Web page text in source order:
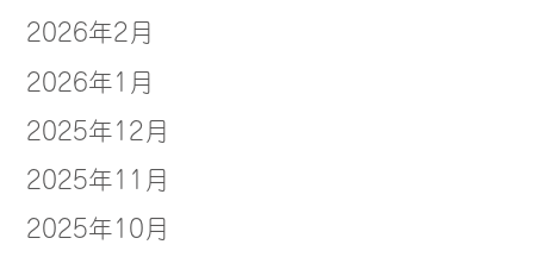
2026年2月
2026年1月
2025年12月
2025年11月
2025年10月